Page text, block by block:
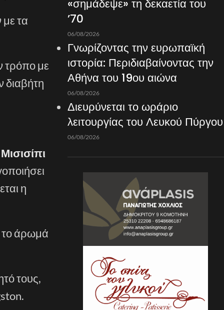
τα
τρόπο με
διαβήτη
η
το άρωμά
τους,
«σημάδεψε» τη δεκαετία του
’70
06/08/2026
Γνωρίζοντας την ευρωπαϊκή
ιστορία: Περιδιαβαίνοντας την
Αθήνα του 19ου αιώνα
06/08/2026
Διευρύνεται το ωράριο
λειτουργίας του Λευκού Πύργου
06/08/2026